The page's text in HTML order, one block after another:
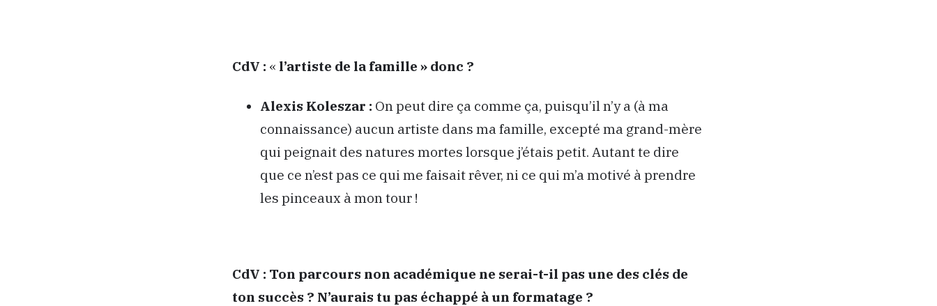
CdV : « l’artiste de la famille » donc ?
Alexis Koleszar : On peut dire ça comme ça, puisqu’il n’y a (à ma
connaissance) aucun artiste dans ma famille, excepté ma grand-mère
qui peignait des natures mortes lorsque j’étais petit. Autant te dire
que ce n’est pas ce qui me faisait rêver, ni ce qui m’a motivé à prendre
les pinceaux à mon tour !
CdV : Ton parcours non académique ne serai-t-il pas une des clés de
ton succès ? N’aurais tu pas échappé à un formatage ?